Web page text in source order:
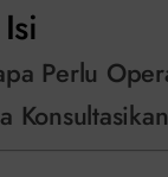
Perlu